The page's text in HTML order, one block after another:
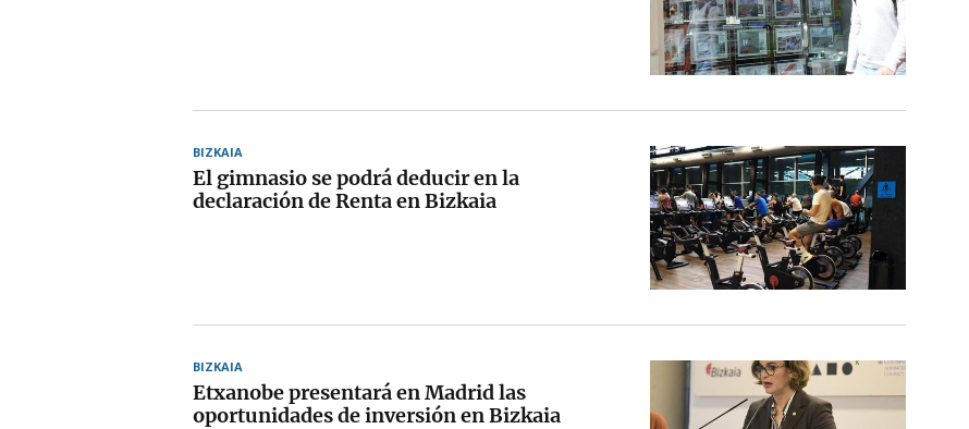
BIZKAIA
El gimnasio se podrá deducir en la
declaración de Renta en Bizkaia
BIZKAIA
Etxanobe presentará en Madrid las
oportunidades de inversión en Bizkaia